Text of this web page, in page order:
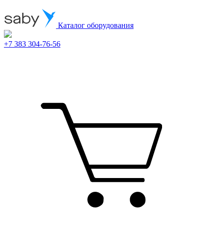
Каталог оборудования
+7 383 304-76-56